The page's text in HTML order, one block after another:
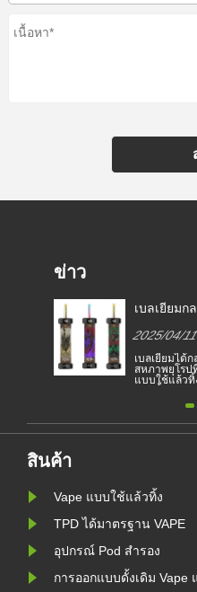
ข่าว
ยเป็นประเทศใน
แห่งแรกที่ห้ามบุหรี่
ส์ที่ใช้แล้วทิ้ง
ยเป็นประเทศแรกของ
ามการขายไอระเหย
มเกี่ยวกับสุขภาพและสิ่ง
วันที่ 1 มกราคม การ
สินค้า
Vape แบบใช้แล้วทิ้ง
TPD ได้มาตรฐาน VAPE
อุปกรณ์ Pod สำรอง
การออกแบบดั้งเดิม Vape